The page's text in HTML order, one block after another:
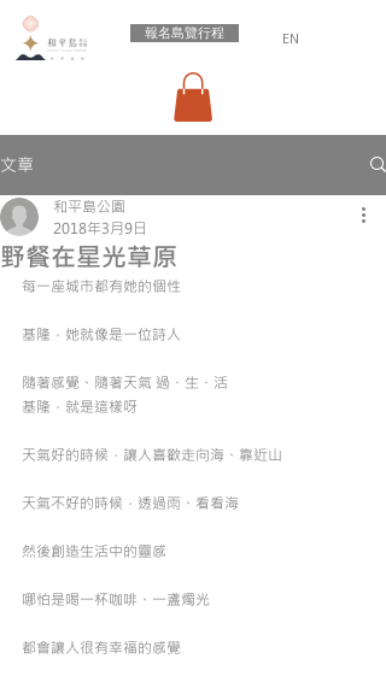
報名島覽行程 EN
文章
野餐在星光草原
和平島公園
2018年3月9日
每一座城市都有她的個性
基隆，她就像是一位詩人
隨著感覺、隨著天氣 過・生・活
基隆，就是這樣呀
天氣好的時候，讓人喜歡走向海、靠近山
天氣不好的時候，透過雨、看看海
然後創造生活中的靈感
哪怕是喝一杯咖啡、一盞燭光
都會讓人很有幸福的感覺